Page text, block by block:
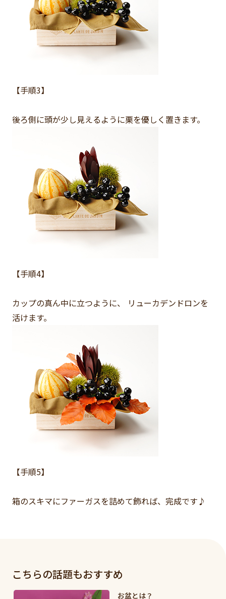
【手順3】
後ろ側に頭が少し見えるように栗を優しく置きます。
【手順4】
カップの真ん中に立つように、 リューカデンドロンを
活けます。
【手順5】
箱のスキマにファーガスを詰めて飾れば、完成です♪
こちらの話題もおすすめ
お盆とは？